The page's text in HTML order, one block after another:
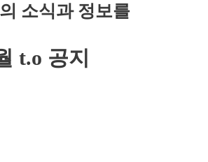
소식과 정보를
t.o 공지